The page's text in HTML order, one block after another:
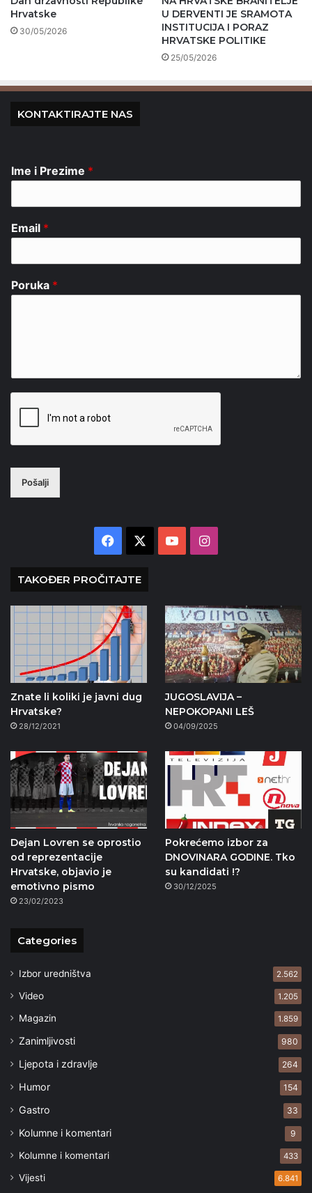
Hrvatske
30/05/2026
U DERVENTI JE SRAMOTA
INSTITUCIJA I PORAZ
HRVATSKE POLITIKE
25/05/2026
KONTAKTIRAJTE NAS
Ime i Prezime *
Email *
Poruka *
Pošalji
Facebook YouTubeInstagram
TAKOĐER PROČITAJTE
Znate li koliki je javni dug
Hrvatske?
28/12/2021
JUGOSLAVIJA –
NEPOKOPANI LEŠ
04/09/2025
Dejan Lovren se oprostio
od reprezentacije
Hrvatske, objavio je
emotivno pismo
23/02/2023
Pokrećemo izbor za
DNOVINARA GODINE. Tko
su kandidati !?
30/12/2025
Categories
Izbor uredništva 2.562
Video 1.205
Magazin 1.859
Zanimljivosti 980
Ljepota i zdravlje 264
Humor 154
Gastro 33
Kolumne i komentari 9
Kolumne i komentari 433
Vijesti 6.841